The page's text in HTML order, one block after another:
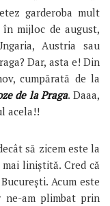
garderoba mult
mijloc de august,
Austria sau
Dar, asta e! Din
cumpărată de la
de la Praga. Daaa,
acela!!
să zicem este la
liniștită. Cred că
Acum este
am plimbat prin